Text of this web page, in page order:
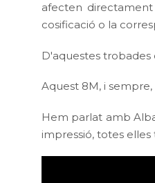
afecten
cosificació o la
D'aquestes
Aquest 8M, i sempre,
Hem parlat amb
impressió, totes